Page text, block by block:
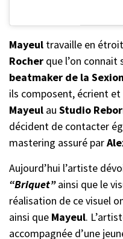
Mayeul travaille en
Rocher que l’on connait
beatmaker de la
ils composent, écrient
Mayeul au Studio
décident de contacter
mastering assuré par
Aujourd’hui l’artiste
“Briquet”ainsi que le
réalisation de ce visuel
ainsi que Mayeul.
accompagnée d’une